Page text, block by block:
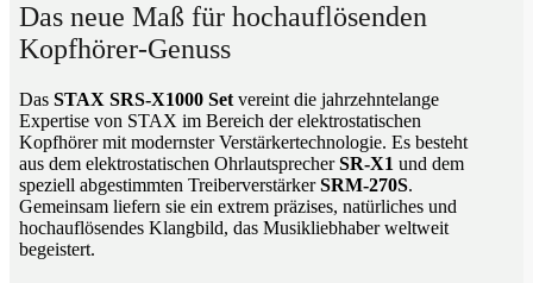
Das neue Maß für hochauflösenden
Kopfhörer-Genuss
Das STAX SRS-X1000 Set vereint die jahrzehntelange
Expertise von STAX im Bereich der elektrostatischen
Kopfhörer mit modernster Verstärkertechnologie. Es besteht
aus dem elektrostatischen OhrlautsprecherSR-X1 und dem
speziell abgestimmten TreiberverstärkerSRM-270S.
Gemeinsam liefern sie ein extrem präzises, natürliches und
hochauflösendes Klangbild, das Musikliebhaber weltweit
begeistert.